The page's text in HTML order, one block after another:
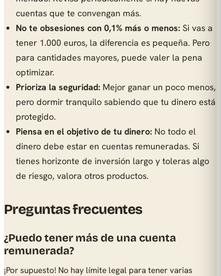
cuentas que te convengan más.
No te obsesiones con 0,1% más o menos: Si vas a
tener 1.000 euros, la diferencia es pequeña. Pero
para cantidades mayores, puede valer la pena
optimizar.
Prioriza la seguridad: Mejor ganar un poco menos,
pero dormir tranquilo sabiendo que tu dinero está
protegido.
Piensa en el objetivo de tu dinero: No todo el
dinero debe estar en cuentas remuneradas. Si
tienes horizonte de inversión largo y toleras algo
de riesgo, valora otros productos.
Preguntas frecuentes
¿Puedo tener más de una cuenta
remunerada?
¡Por supuesto! No hay límite legal para tener varias